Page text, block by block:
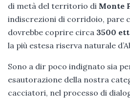
di metà del territorio di Monte
indiscrezioni di corridoio, pare
dovrebbe coprire circa 3500
la più estesa riserva naturale
Sono a dir poco indignato sia
esautorazione della nostra
cacciatori, nel processo di